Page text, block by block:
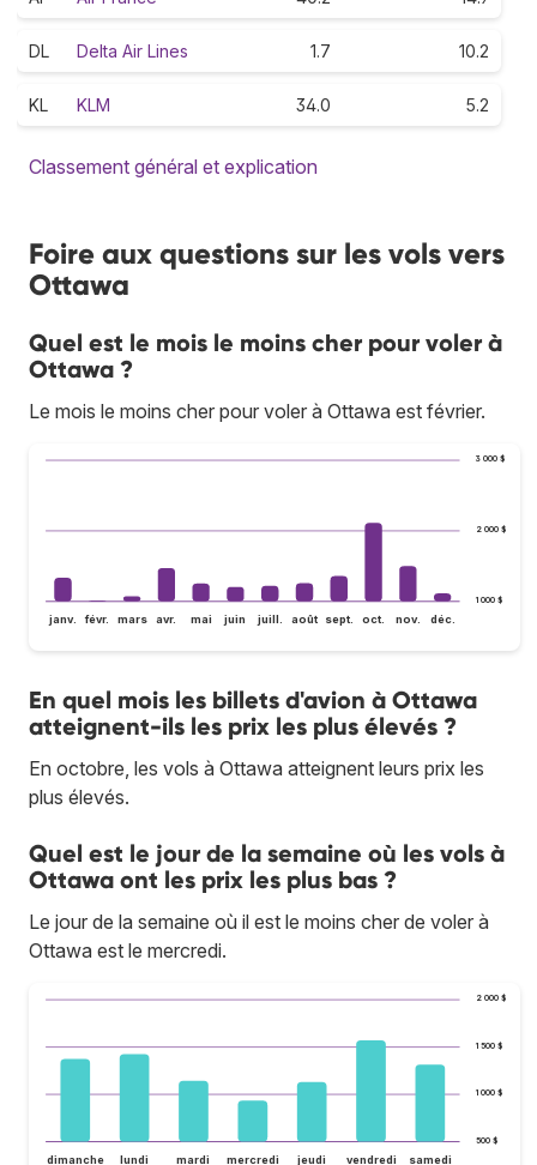
DL Delta Air Lines 1.7 10.2
KL KLM 34.0 5.2
Classement général et explication
Foire aux questions sur les vols vers
Ottawa
Quel est le mois le moins cher pour voler à
Ottawa ?
Le mois le moins cher pour voler à Ottawa est février.
1 000 $
2 000 $
3 000 $
janv. févr. mars avr. mai juin juill. août sept. oct. nov. déc.
En quel mois les billets d'avion à Ottawa
atteignent-ils les prix les plus élevés ?
En octobre, les vols à Ottawa atteignent leurs prix les
plus élevés.
Quel est le jour de la semaine où les vols à
Ottawa ont les prix les plus bas ?
Le jour de la semaine où il est le moins cher de voler à
Ottawa est le mercredi.
500 $
1 000 $
1 500 $
2 000 $
dimanche lundi mardi mercredi jeudi vendredi samedi